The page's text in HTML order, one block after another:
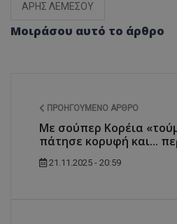
ΑΡΗΣ ΛΕΜΕΣΟΥ
Μοιράσου αυτό το άρθρο
ΠΡΟΗΓΟΎΜΕΝΟ ΆΡΘΡΟ
Με σούπερ Κορέια
πάτησε κορυφή και...
21.11.2025 - 20:59